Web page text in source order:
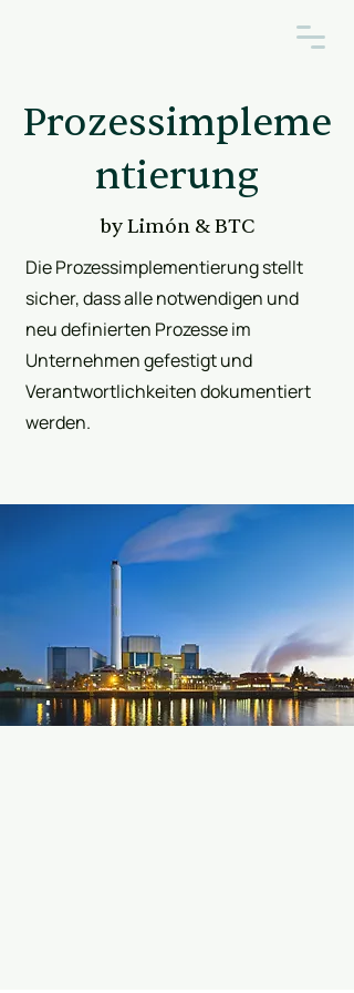
Prozessimpleme
ntierung
by Limón & BTC
Die Prozessimplementierung stellt
sicher, dass alle notwendigen und
neu definierten Prozesse im
Unternehmen gefestigt und
Verantwortlichkeiten dokumentiert
werden.